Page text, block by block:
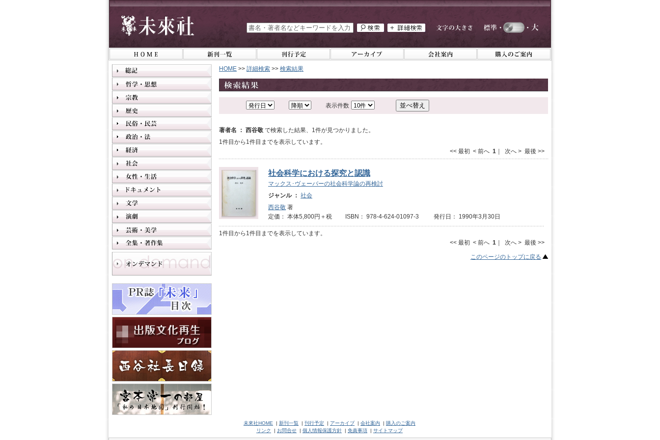
HOME >> 詳細検索 >> 検索結果
表示件数
著者名 ： 西谷敬 で検索した結果、1件が見つかりました。
1件目から1件目までを表示しています。
<< 最初 < 前へ 1 ｜ 次へ > 最後 >>
社会科学における探究と認識
マックス･ヴェーバーの社会科学論の再検討
ジャンル ： 社会
西谷敬 著
定価： 本体5,800円＋税 ISBN： 978-4-624-01097-3 発行日： 1990年3月30日
1件目から1件目までを表示しています。
<< 最初 < 前へ 1 ｜ 次へ > 最後 >>
このページのトップに戻る
未來社HOME | 新刊一覧 | 刊行予定 | アーカイブ | 会社案内 | 購入のご案内
リンク
| お問合せ | 個人情報保護方針 | 免責事項 | サイトマップ